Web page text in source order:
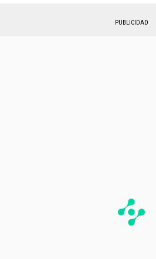
PUBLICIDAD